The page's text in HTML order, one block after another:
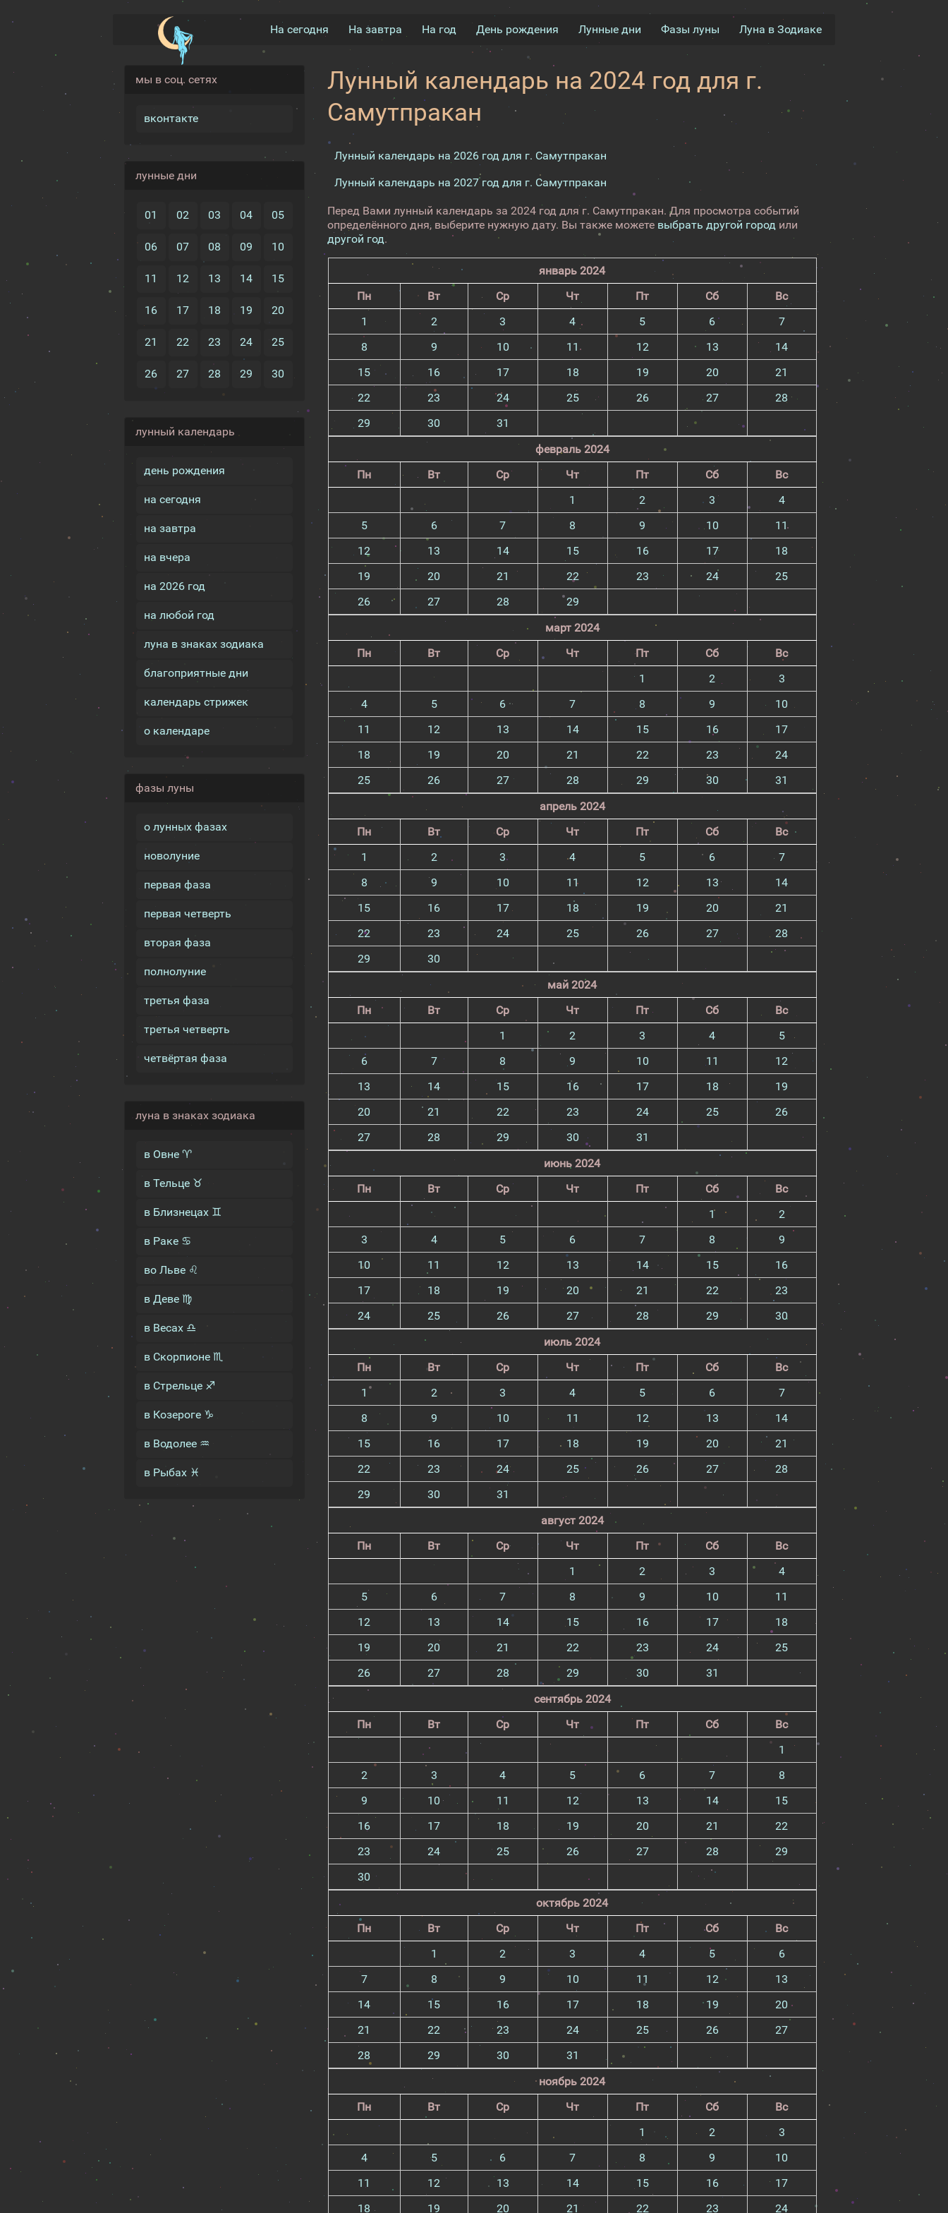
На сегодня На завтра На год День рождения Лунные дни Фазы луны Луна в Зодиаке
мы в соц. сетях
вконтакте
лунные дни
01 02 03 04 05
06 07 08 09 10
11 12 13 14 15
16 17 18 19 20
21 22 23 24 25
26 27 28 29 30
лунный календарь
день рождения
на сегодня
на завтра
на вчера
на 2026 год
на любой год
луна в знаках зодиака
благоприятные дни
календарь стрижек
о календаре
фазы луны
о лунных фазах
новолуние
первая фаза
первая четверть
вторая фаза
полнолуние
третья фаза
третья четверть
четвёртая фаза
луна в знаках зодиака
в Овне ♈
в Тельце ♉
в Близнецах ♊
в Раке ♋
во Льве ♌
в Деве ♍
в Весах ♎
в Скорпионе ♏
в Стрельце ♐
в Козероге ♑
в Водолее ♒
в Рыбах ♓
Лунный календарь на 2024 год для г.
Самутпракан
Лунный календарь на 2026 год для г. Самутпракан
Лунный календарь на 2027 год для г. Самутпракан
Перед Вами лунный календарь за 2024 год для г. Самутпракан. Для просмотра событий
определённого дня, выберите нужную дату. Вы также можете выбрать другой город или
другой год.
январь 2024
Пн
Вт Ср Чт Пт Сб
Вс
1
2 3 4 5 6
7
8
9 10 11 12 13
14
15
16 17 18 19 20
21
22
23 24 25 26 27
28
29
30
31
февраль 2024
Пн
Вт Ср Чт Пт Сб
Вс
1
2 3
4
5
6 7 8 9 10
11
12
13 14 15 16 17
18
19
20 21 22 23 24
25
26
27 28
29
март 2024
Пн
Вт Ср Чт Пт Сб
Вс
1
2
3
4
5 6 7 8 9
10
11
12 13 14 15 16
17
18
19 20 21 22 23
24
25
26 27 28 29 30
31
апрель 2024
Пн
Вт Ср Чт Пт Сб
Вс
1
2 3 4 5 6
7
8
9 10 11 12 13
14
15
16 17 18 19 20
21
22
23 24 25 26 27
28
29
30
май 2024
Пн
Вт Ср Чт Пт Сб
Вс
1
2 3 4
5
6
7 8 9 10 11
12
13
14 15 16 17 18
19
20
21 22 23 24 25
26
27
28 29 30
31
июнь 2024
Пн
Вт Ср Чт Пт Сб
Вс
1
2
3
4 5 6 7 8
9
10
11 12 13 14 15
16
17
18 19 20 21 22
23
24
25 26 27 28 29
30
июль 2024
Пн
Вт Ср Чт Пт Сб
Вс
1
2 3 4 5 6
7
8
9 10 11 12 13
14
15
16 17 18 19 20
21
22
23 24 25 26 27
28
29
30
31
август 2024
Пн
Вт Ср Чт Пт Сб
Вс
1
2 3
4
5
6 7 8 9 10
11
12
13 14 15 16 17
18
19
20 21 22 23 24
25
26
27 28 29 30
31
сентябрь 2024
Пн
Вт Ср Чт Пт Сб
Вс
1
2
3 4 5 6 7
8
9
10 11 12 13 14
15
16
17 18 19 20 21
22
23
24 25 26 27 28
29
30
октябрь 2024
Пн
Вт Ср Чт Пт Сб
Вс
1
2 3 4 5
6
7
8 9 10 11 12
13
14
15 16 17 18 19
20
21
22 23 24 25 26
27
28
29 30
31
ноябрь 2024
Пн
Вт Ср Чт Пт Сб
Вс
1
2
3
4
5 6 7 8 9
10
11
12 13 14 15 16
17
18
19 20 21 22 23 24